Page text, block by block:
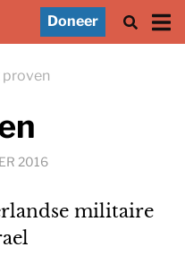
Doneer
2016
militaire